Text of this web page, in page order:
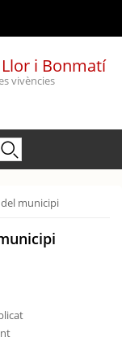
i Bonmatí
vivències
municipi